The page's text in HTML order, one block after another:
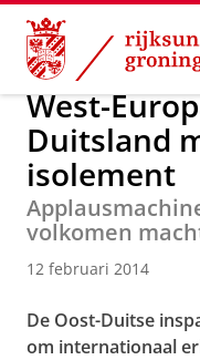
Skip
Content
Skip
Navigation
Over ons Actueel
West-
Duitsland
isolement
volkomen
12 februari 2014
De Oost-Duitse
om internationaal